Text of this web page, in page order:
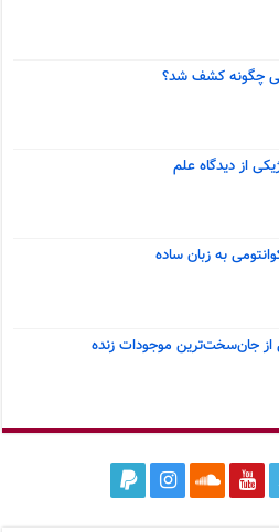
چگونه کشف شد؟
از دیدگاه علم
به زبان ساده
از جان‌سخت‌ترین موجودات زنده